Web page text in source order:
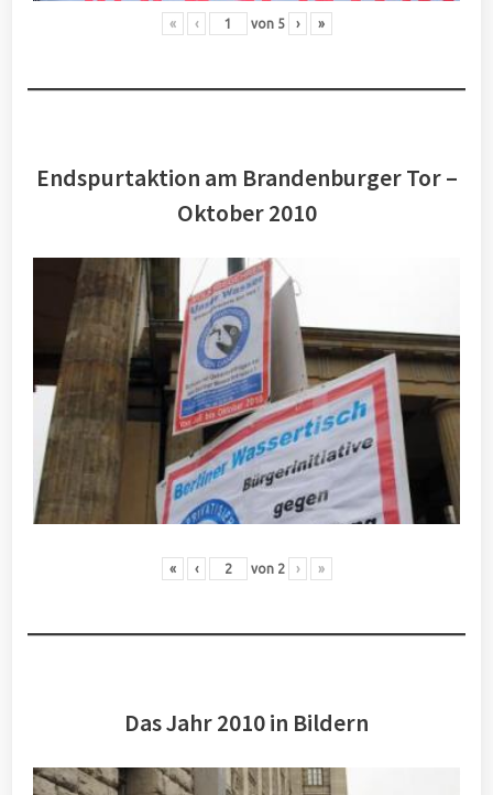
« ‹ von 5 › »
Endspurtaktion am Brandenburger Tor –
Oktober 2010
« ‹ von 2 › »
Das Jahr 2010 in Bildern